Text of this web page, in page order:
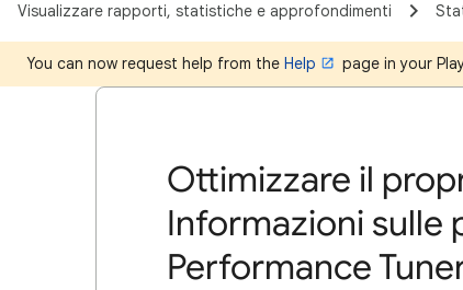
Visualizzare rapporti, statistiche e approfondimenti
You can now request help from the Help page in your
Ottimizzare il
Informazioni sulle
Performance